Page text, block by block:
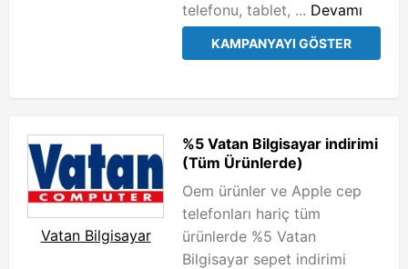
telefonu, tablet, ... Devamı
KAMPANYAYI GÖSTER
Vatan Bilgisayar
%5 Vatan Bilgisayar indirimi
(Tüm Ürünlerde)
Oem ürünler ve Apple cep
telefonları hariç tüm
ürünlerde %5 Vatan
Bilgisayar sepet indirimi